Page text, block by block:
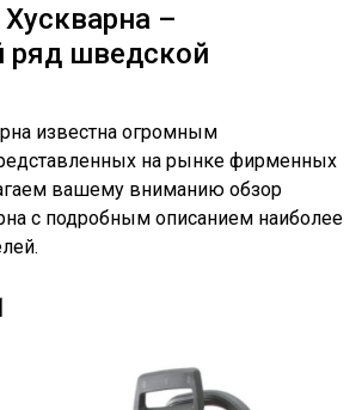
–
шведской
известна огромным
на рынке фирменных
вашему вниманию обзор
с подробным описанием наиболее